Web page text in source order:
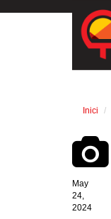
Inici
May
24,
2024